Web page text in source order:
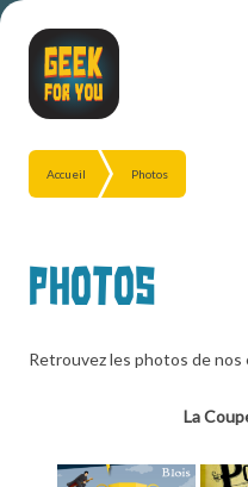
Accueil Photos
Photos
Retrouvez les photos de
La